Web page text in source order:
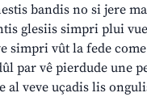
bandis no si jere
glesiis simpri plui
simpri vût la fede
par vê pierdude une
al veve uçadis lis